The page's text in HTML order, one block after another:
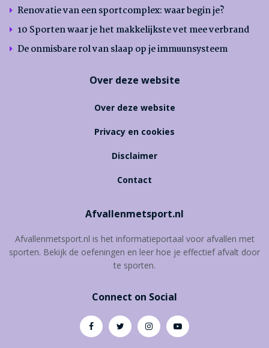
Renovatie van een sportcomplex: waar begin je?
10 Sporten waar je het makkelijkste vet mee verbrand
De onmisbare rol van slaap op je immuunsysteem
Over deze website
Over deze website
Privacy en cookies
Disclaimer
Contact
Afvallenmetsport.nl
Afvallenmetsport.nl is het informatieportaal voor afvallen met
sporten. Bekijk de oefeningen en leer hoe je effectief afvalt door
te sporten.
Connect on Social